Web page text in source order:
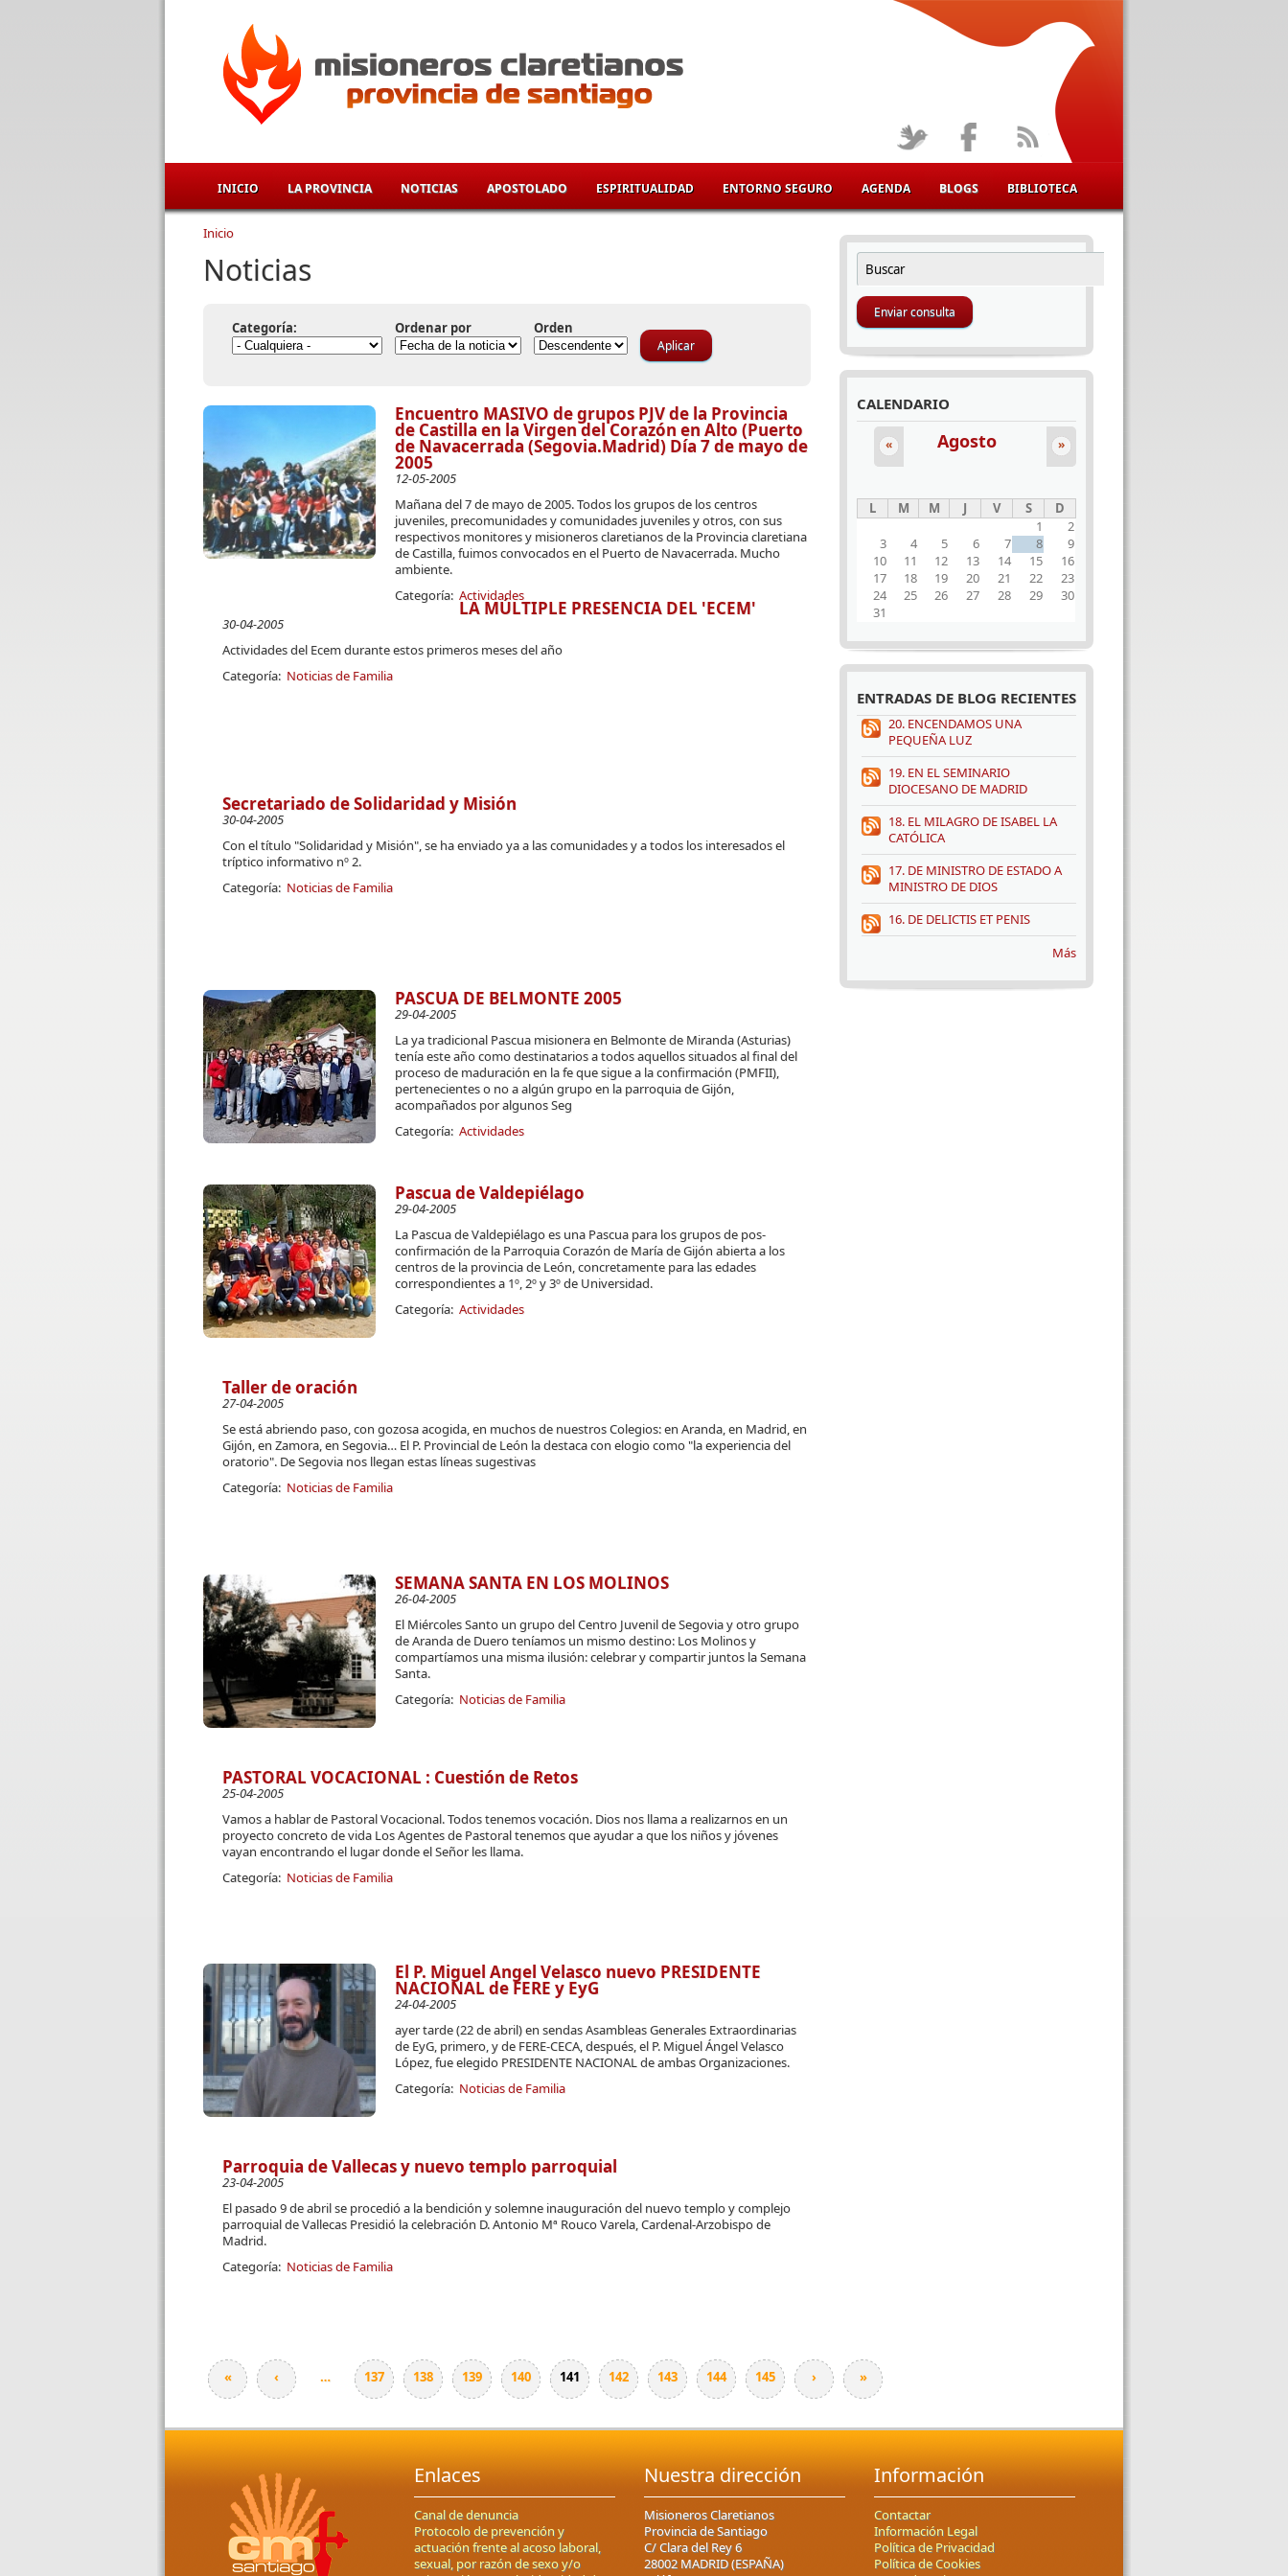
INICIO LA PROVINCIA NOTICIAS APOSTOLADO ESPIRITUALIDAD ENTORNO SEGURO AGENDA BLOGS BIBLIOTECA
Se encuentra usted aquí
Inicio
Noticias
Categoría: Ordenar por Orden
Encuentro MASIVO de grupos PJV de la Provincia
de Castilla en la Virgen del Corazón en Alto (Puerto
de Navacerrada (Segovia.Madrid) Día 7 de mayo de
2005
12-05-2005
Mañana del 7 de mayo de 2005. Todos los grupos de los centros
juveniles, precomunidades y comunidades juveniles y otros, con sus
respectivos monitores y misioneros claretianos de la Provincia claretiana
de Castilla, fuimos convocados en el Puerto de Navacerrada. Mucho
ambiente.
Categoría: Actividades
LA MÚLTIPLE PRESENCIA DEL 'ECEM'
30-04-2005
Actividades del Ecem durante estos primeros meses del año
Categoría: Noticias de Familia
Secretariado de Solidaridad y Misión
30-04-2005
Con el título "Solidaridad y Misión", se ha enviado ya a las comunidades y a todos los interesados el
tríptico informativo nº 2.
Categoría: Noticias de Familia
PASCUA DE BELMONTE 2005
29-04-2005
La ya tradicional Pascua misionera en Belmonte de Miranda (Asturias)
tenía este año como destinatarios a todos aquellos situados al final del
proceso de maduración en la fe que sigue a la confirmación (PMFII),
pertenecientes o no a algún grupo en la parroquia de Gijón,
acompañados por algunos Seg
Categoría: Actividades
Pascua de Valdepiélago
29-04-2005
La Pascua de Valdepiélago es una Pascua para los grupos de pos-
confirmación de la Parroquia Corazón de María de Gijón abierta a los
centros de la provincia de León, concretamente para las edades
correspondientes a 1º, 2º y 3º de Universidad.
Categoría: Actividades
Taller de oración
27-04-2005
Se está abriendo paso, con gozosa acogida, en muchos de nuestros Colegios: en Aranda, en Madrid, en
Gijón, en Zamora, en Segovia… El P. Provincial de León la destaca con elogio como "la experiencia del
oratorio". De Segovia nos llegan estas líneas sugestivas
Categoría: Noticias de Familia
SEMANA SANTA EN LOS MOLINOS
26-04-2005
El Miércoles Santo un grupo del Centro Juvenil de Segovia y otro grupo
de Aranda de Duero teníamos un mismo destino: Los Molinos y
compartíamos una misma ilusión: celebrar y compartir juntos la Semana
Santa.
Categoría: Noticias de Familia
PASTORAL VOCACIONAL : Cuestión de Retos
25-04-2005
Vamos a hablar de Pastoral Vocacional. Todos tenemos vocación. Dios nos llama a realizarnos en un
proyecto concreto de vida Los Agentes de Pastoral tenemos que ayudar a que los niños y jóvenes
vayan encontrando el lugar donde el Señor les llama.
Categoría: Noticias de Familia
El P. Miguel Angel Velasco nuevo PRESIDENTE
NACIONAL de FERE y EyG
24-04-2005
ayer tarde (22 de abril) en sendas Asambleas Generales Extraordinarias
de EyG, primero, y de FERE-CECA, después, el P. Miguel Ángel Velasco
López, fue elegido PRESIDENTE NACIONAL de ambas Organizaciones.
Categoría: Noticias de Familia
Parroquia de Vallecas y nuevo templo parroquial
23-04-2005
El pasado 9 de abril se procedió a la bendición y solemne inauguración del nuevo templo y complejo
parroquial de Vallecas Presidió la celebración D. Antonio Mª Rouco Varela, Cardenal-Arzobispo de
Madrid.
Categoría: Noticias de Familia
Páginas
« ‹ … 137 138 139 140 141 142 143 144 145 › »
FORMULARIO DE BÚSQUEDA
Buscar
CALENDARIO
Agosto
« »
L M M J V S
D
1
2
3
4 5 6 7 8
9
10
11 12 13 14 15
16
17
18 19 20 21 22
23
24
25 26 27 28 29
30
31
ENTRADAS DE BLOG RECIENTES
20. ENCENDAMOS UNA
PEQUEÑA LUZ
19. EN EL SEMINARIO
DIOCESANO DE MADRID
18. EL MILAGRO DE ISABEL LA
CATÓLICA
17. DE MINISTRO DE ESTADO A
MINISTRO DE DIOS
16. DE DELICTIS ET PENIS
Más
Enlaces
Canal de denuncia
Protocolo de prevención y
actuación frente al acoso laboral,
sexual, por razón de sexo y/o
Nuestra dirección
Misioneros Claretianos
Provincia de Santiago
C/ Clara del Rey 6
28002 MADRID (ESPAÑA)
Información
Contactar
Información Legal
Política de Privacidad
Política de Cookies